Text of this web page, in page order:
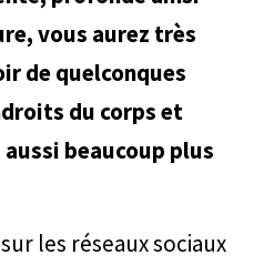
vous aurez très
de quelconques
du corps et
beaucoup plus
les réseaux sociaux